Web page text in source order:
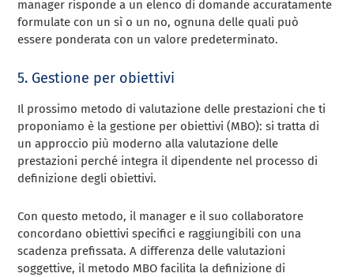
manager risponde a un elenco di domande accuratamente
formulate con un sì o un no, ognuna delle quali può
essere ponderata con un valore predeterminato.
5. Gestione per obiettivi
Il prossimo metodo di valutazione delle prestazioni che ti
proponiamo è la gestione per obiettivi (MBO): si tratta di
un approccio più moderno alla valutazione delle
prestazioni perché integra il dipendente nel processo di
definizione degli obiettivi.
Con questo metodo, il manager e il suo collaboratore
concordano obiettivi specifici e raggiungibili con una
scadenza prefissata. A differenza delle valutazioni
soggettive, il metodo MBO facilita la definizione di